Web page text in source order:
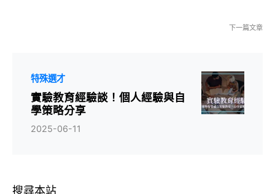
下一篇文章
特殊選才
實驗教育經驗談！個人經驗與自
學策略分享
2025-06-11
搜尋本站